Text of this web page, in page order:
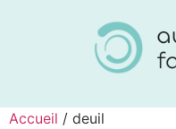
Accueil / deuil